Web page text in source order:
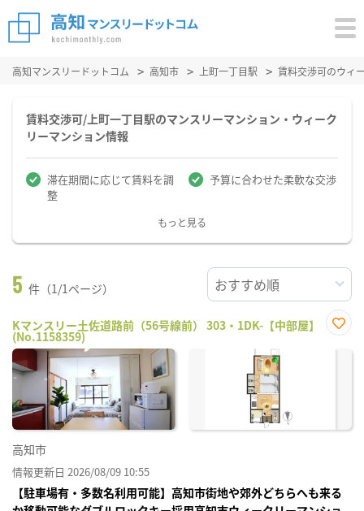
高知マンスリードットコム 高知市 上町一丁目駅 賃料交渉可のウィ
賃料交渉可/上町一丁目駅のマンスリーマンション・ウィーク
リーマンション情報
滞在期間に応じて賃料を調
整
予算に合わせた柔軟な交渉
もっと見る
5 件（1/1ページ）
Kマンスリー土佐道路前（56号線前） 303・1DK-【中部屋】
(No.1158359)
に入
高知市
情報更新日 2026/08/09 10:55
【駐車場有・多数名利用可能】高知市街地や郊外どちらへも来る